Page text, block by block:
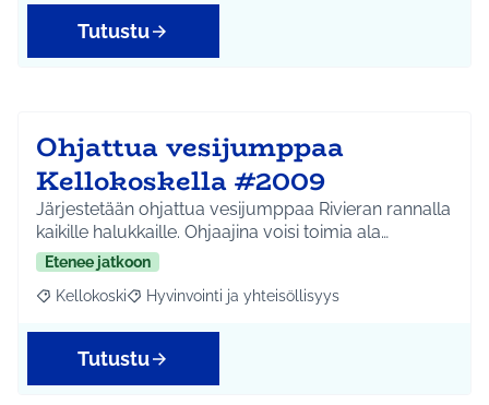
Tutustu
Ohjattua vesijumppaa
Kellokoskella #2009
Järjestetään ohjattua vesijumppaa Rivieran rannalla
kaikille halukkaille. Ohjaajina voisi toimia ala…
Etenee jatkoon
Rajaa tulokset aihepiirin mukaan: Kellokoski
Kellokoski Rajaa tulokset teeman mukaan: Hyvinvointi ja
Hyvinvointi ja yhteisöllisyys
Tutustu